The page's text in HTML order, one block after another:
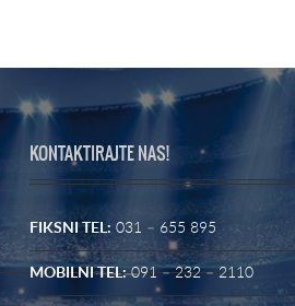
KONTAKTIRAJTE NAS!
FIKSNI TEL: 031 – 655 895
MOBILNI TEL:091 – 232 – 2110